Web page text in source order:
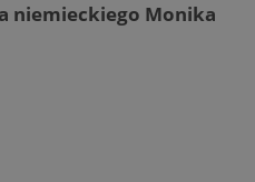
niemieckiego Monika